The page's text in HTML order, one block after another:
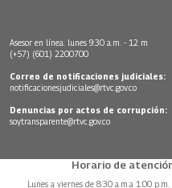
Asesor en línea: lunes 9:30 a.m. - 12 m
(+57) (601) 2200700
Correo de notificaciones judiciales:
notificacionesjudiciales@rtvc.gov.co
Denuncias por actos de corrupción:
soytransparente@rtvc.gov.co
Horario de
Lunes a viernes de 8:30 a.m.a 1:00